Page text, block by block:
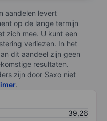
aandelen levert
op de lange termijn
zich mee. U kunt een
verliezen. In het
dit aandeel zijn geen
resultaten.
zijn door Saxo niet
.
39,26